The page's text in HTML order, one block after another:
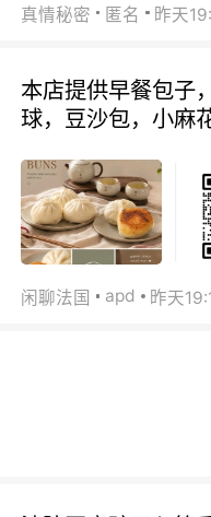
真情秘密 匿名 昨天
本店提供早餐包子
球，豆沙包，小麻
闲聊法国 apd 昨天